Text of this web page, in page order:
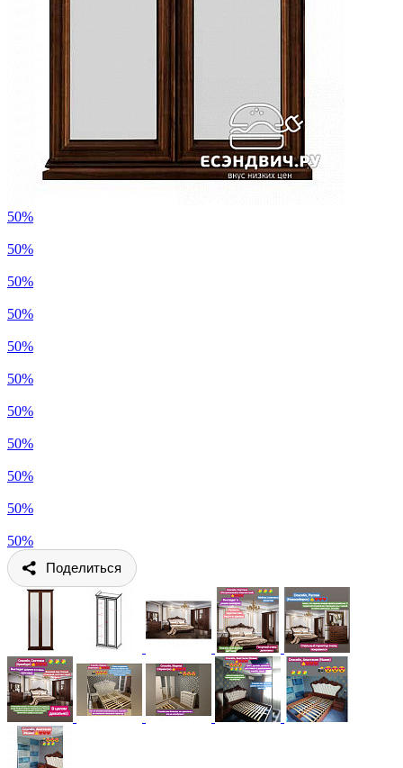
50%
50%
50%
50%
50%
50%
50%
50%
50%
50%
50%
Поделиться